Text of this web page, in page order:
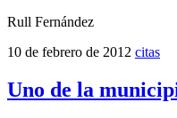
Rull Fernández
10 de febrero de 2012 citas
Uno de la